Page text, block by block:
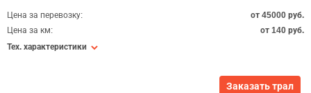
Цена за перевозку:
от 45000 руб.
Цена за км:
от 140 руб.
Тех. характеристики
Заказать трал